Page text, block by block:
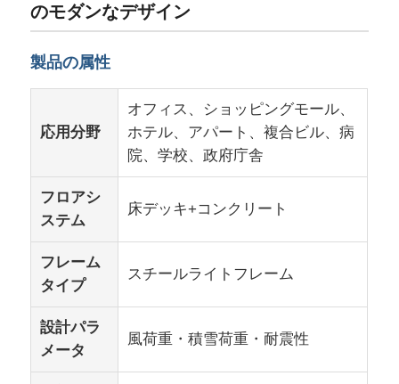
家
製品
のモダンなデザイン
製品の属性
応用分野
オフィス、ショッピングモール、
ホテル、アパート、複合ビル、病
院、学校、政府庁舎
フロアシ
ステム
床デッキ+コンクリート
フレーム
タイプ
スチールライトフレーム
設計パラ
メータ
風荷重・積雪荷重・耐震性